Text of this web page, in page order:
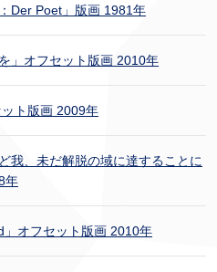
Der Poet」版画 1981年
」オフセット版画 2010年
ト版画 2009年
我、未だ解脱の域に達することに
年
オフセット版画 2010年